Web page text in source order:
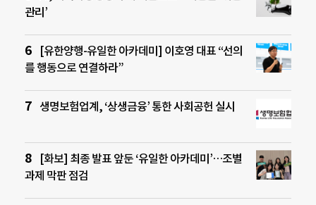
관리’
[유한양행-유일한 아카데미] 이호영 대표 “선의
를 행동으로 연결하라”
생명보험업계, ‘상생금융’ 통한 사회공헌 실시
[화보] 최종 발표 앞둔 ‘유일한 아카데미’…조별
과제 막판 점검